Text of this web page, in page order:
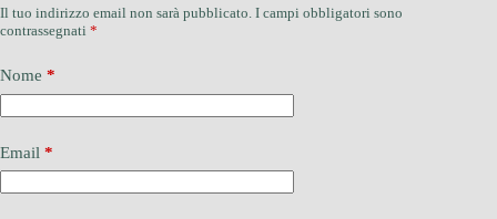
Il tuo indirizzo email non sarà pubblicato. I campi obbligatori sono
contrassegnati *
Nome *
Email *